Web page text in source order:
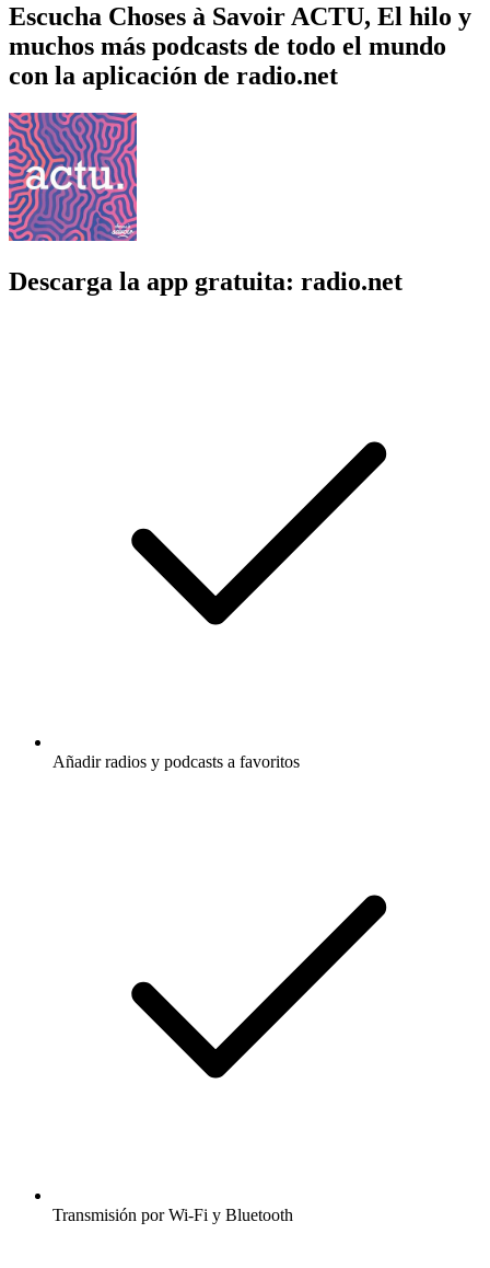
Escucha Choses à Savoir ACTU, El hilo y
muchos más podcasts de todo el mundo
con la aplicación de radio.net
Descarga la app gratuita: radio.net
Añadir radios y podcasts a favoritos
Transmisión por Wi-Fi y Bluetooth